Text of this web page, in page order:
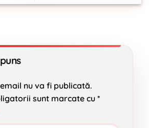
nu va fi publicată.
sunt marcate cu *